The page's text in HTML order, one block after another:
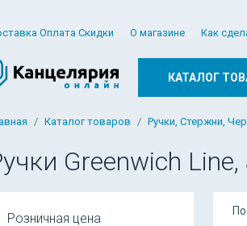
Оплата Скидки О магазине Как
КАТАЛОГ
Каталог товаров Ручки, Стержни,
Greenwich
Розничная цена